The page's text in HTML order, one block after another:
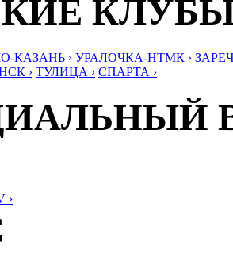
КАЗАНЬ › УРАЛОЧКА-НТМК ›
› ТУЛИЦА › СПАРТА ›
›